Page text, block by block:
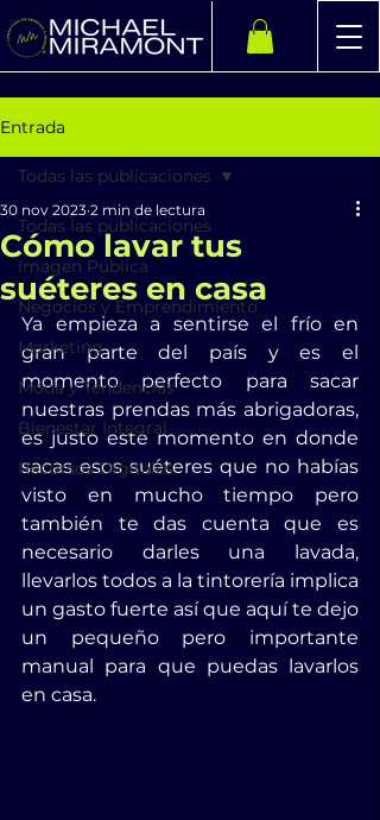
Entrada
Todas las publicaciones
Imagen Pública
Negocios y Emprendimiento
Marketing
Moda y Tendencias
Bienestar Integral
Recursos Digitales
Todas las publicaciones
Cómo lavar tus
suéteres en casa
30 nov 2023 2 min de lectura
Ya empieza a sentirse el frío en
gran parte del país y es el
momento perfecto para sacar
nuestras prendas más abrigadoras,
es justo este momento en donde
sacas esos suéteres que no habías
visto en mucho tiempo pero
también te das cuenta que es
necesario darles una lavada,
llevarlos todos a la tintorería implica
un gasto fuerte así que aquí te dejo
un pequeño pero importante
manual para que puedas lavarlos
en casa.